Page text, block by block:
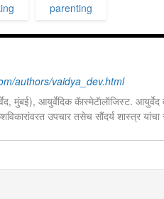
parenting
authors/vaidya_dev.html
मुंबई), आयुर्वेदिक कॅास्मेटॅालॅाजिस्ट. आयुर्वेद
सौंदर्य शास्त्र यांचा सखोल अभ्यास करून